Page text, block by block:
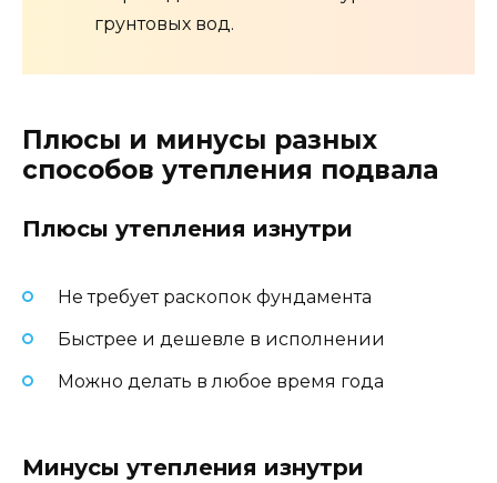
грунтовых вод.
Плюсы и минусы разных
способов утепления подвала
Плюсы утепления изнутри
Не требует раскопок фундамента
Быстрее и дешевле в исполнении
Можно делать в любое время года
Минусы утепления изнутри